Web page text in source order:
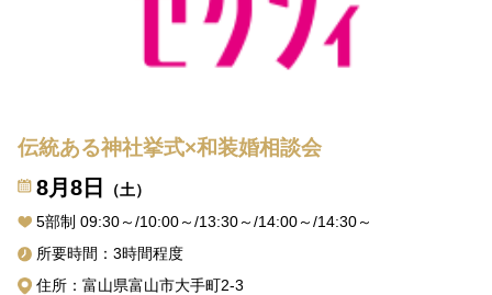
伝統ある神社挙式×和装婚相談会
8月8日
（土）
5部制 09:30～/10:00～/13:30～/14:00～/14:30～
所要時間：3時間程度
住所：富山県富山市大手町2-3